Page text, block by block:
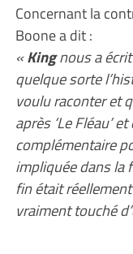
Concernant la
Boone a dit :
«Kingnous a
quelque sorte
voulu raconter et
après ‘Le Fléau’
complémentaire
impliquée dans la
fin était
vraiment touché